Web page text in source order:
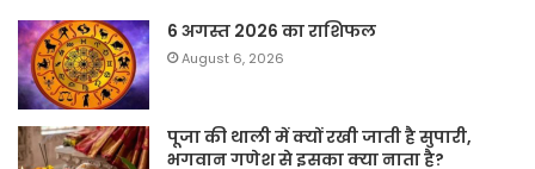
6 अगस्त 2026 का राशिफल
August 6, 2026
पूजा की थाली में क्यों रखी जाती है सुपारी,
भगवान गणेश से इसका क्या नाता है?